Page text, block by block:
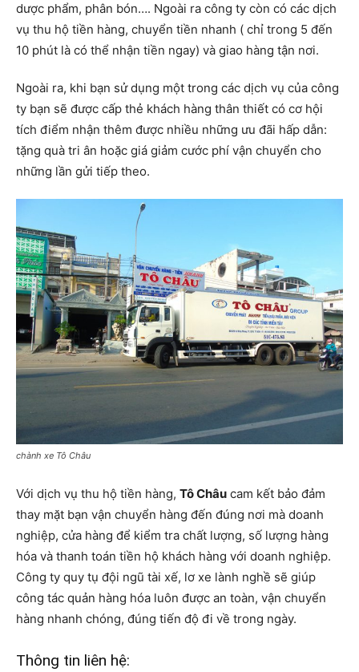
dược phẩm, phân bón…. Ngoài ra công ty còn có các dịch
vụ thu hộ tiền hàng, chuyển tiền nhanh ( chỉ trong 5 đến
10 phút là có thể nhận tiền ngay) và giao hàng tận nơi.
Ngoài ra, khi bạn sử dụng một trong các dịch vụ của công
ty bạn sẽ được cấp thẻ khách hàng thân thiết có cơ hội
tích điểm nhận thêm được nhiều những ưu đãi hấp dẫn:
tặng quà tri ân hoặc giá giảm cước phí vận chuyển cho
những lần gửi tiếp theo.
chành xe Tô Châu
Với dịch vụ thu hộ tiền hàng, Tô Châu cam kết bảo đảm
thay mặt bạn vận chuyển hàng đến đúng nơi mà doanh
nghiệp, cửa hàng để kiểm tra chất lượng, số lượng hàng
hóa và thanh toán tiền hộ khách hàng với doanh nghiệp.
Công ty quy tụ đội ngũ tài xế, lơ xe lành nghề sẽ giúp
công tác quản hàng hóa luôn được an toàn, vận chuyển
hàng nhanh chóng, đúng tiến độ đi về trong ngày.
Thông tin liên hệ: